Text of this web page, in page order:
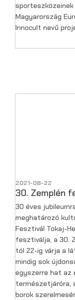
Magyarország
Innocult nevű
2021-08-22
30. Zemplén
30 éves
meghatározó
Fesztivál Tokaj-
fesztiválja, a 30.
tól 22-ig várja a
mindig sok
egyszerre hat az
természetjáróra,
borok